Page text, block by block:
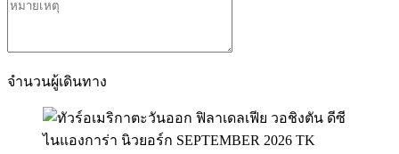
จำนวนผู้เดินทาง